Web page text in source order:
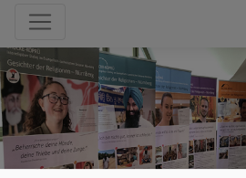
Hauptnavigation